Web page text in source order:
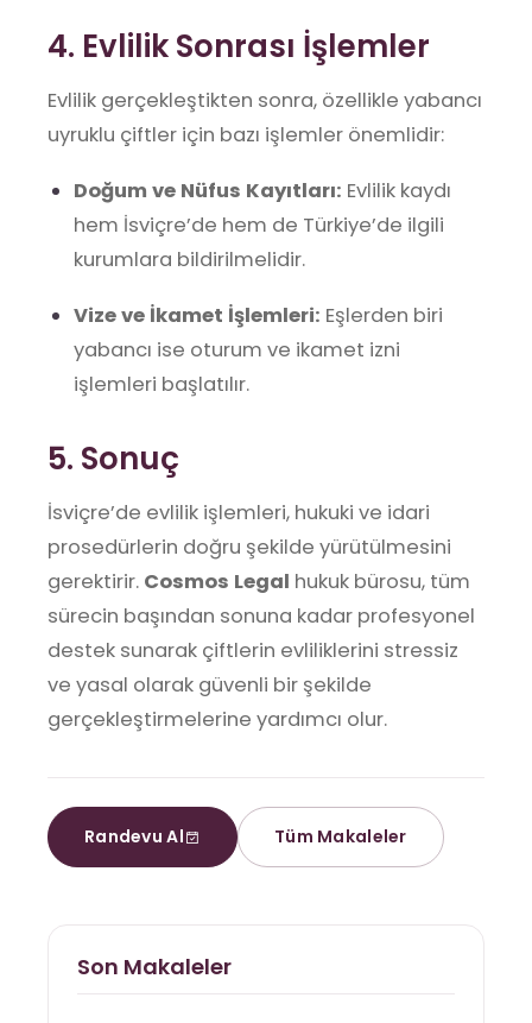
4. Evlilik Sonrası İşlemler
Evlilik gerçekleştikten sonra, özellikle yabancı
uyruklu çiftler için bazı işlemler önemlidir:
Doğum ve Nüfus Kayıtları: Evlilik kaydı
hem İsviçre’de hem de Türkiye’de ilgili
kurumlara bildirilmelidir.
Vize ve İkamet İşlemleri: Eşlerden biri
yabancı ise oturum ve ikamet izni
işlemleri başlatılır.
5. Sonuç
İsviçre’de evlilik işlemleri, hukuki ve idari
prosedürlerin doğru şekilde yürütülmesini
gerektirir. Cosmos Legal hukuk bürosu, tüm
sürecin başından sonuna kadar profesyonel
destek sunarak çiftlerin evliliklerini stressiz
ve yasal olarak güvenli bir şekilde
gerçekleştirmelerine yardımcı olur.
Randevu Al Tüm Makaleler
Son Makaleler